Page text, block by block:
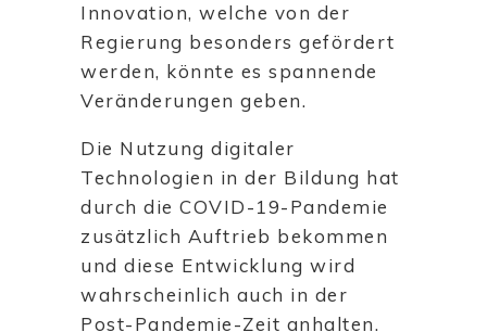
Innovation, welche von der
Regierung besonders gefördert
werden, könnte es spannende
Veränderungen geben.
Die Nutzung digitaler
Technologien in der Bildung hat
durch die COVID-19-Pandemie
zusätzlich Auftrieb bekommen
und diese Entwicklung wird
wahrscheinlich auch in der
Post-Pandemie-Zeit anhalten.